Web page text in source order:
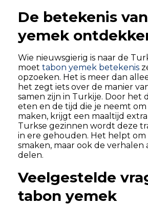
De betekenis
yemek
Wie nieuwsgierig is naar de
moet tabon yemek betekenis
opzoeken. Het is meer dan
het zegt iets over de manier
samen zijn in Turkije. Door het
eten en de tijd die je neemt
maken, krijgt een maaltijd extra
Turkse gezinnen wordt deze
in ere gehouden. Het helpt om
smaken, maar ook de verhalen
delen.
Veelgestelde
tabon yemek